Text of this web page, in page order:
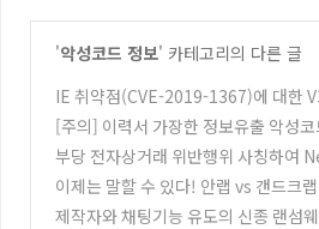
'악성코드 정보' 카테고리의 다른 글
IE 취약점(CVE-2019-1367)에 대한
지 (Fileless 형태) (0)
[주의] 이력서 가장한 정보유출 악성
(2020.01.23) (0)
부당 전자상거래 위반행위 사칭하여
랜섬웨어 유포 중
(1)
이제는 말할 수 있다! 안랩 vs 갠드크
ab)
(0)
제작자와 채팅기능 유도의 신종 랜섬